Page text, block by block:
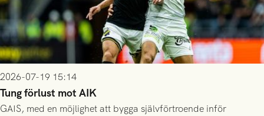
2026-07-19 15:14
Tung förlust mot AIK
GAIS, med en möjlighet att bygga självförtroende inför